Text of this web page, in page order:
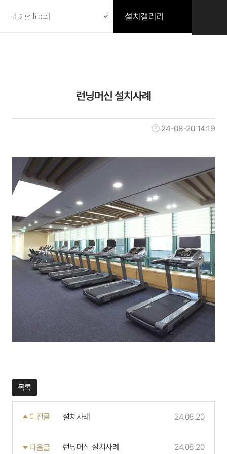
설치갤러리
설치갤러리 설치갤러리
런닝머신 설치사례
24-08-20 14:19
목록
이전글 설치사례 24.08.20
다음글 런닝머신 설치사례 24.08.20